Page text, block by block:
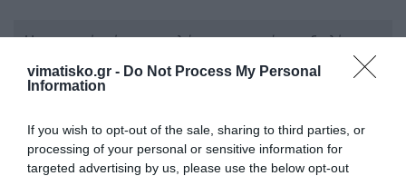
vimatisko.gr - Do Not Process My Personal
Information
If you wish to opt-out of the sale, sharing to third parties, or
processing of your personal or sensitive information for
targeted advertising by us, please use the below opt-out
Η ανωνυμία είναι το καλύτερο κρησφύγετο δειλίας και
χυδαιότητας!